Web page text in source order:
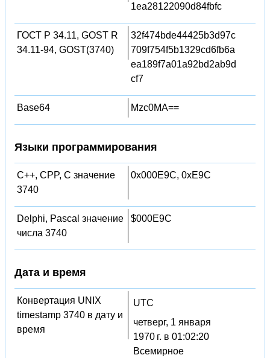
1ea28122090d84fbfc
ГОСТ Р 34.11, GOST R
34.11-94, GOST(3740)
32f474bde44425b3d97c
709f754f5b1329cd6fb6a
ea189f7a01a92bd2ab9d
cf7
Base64 Mzc0MA==
Языки программирования
C++, CPP, C значение
3740
0x000E9C, 0xE9C
Delphi, Pascal значение
числа 3740
$000E9C
Дата и время
Конвертация UNIX
timestamp 3740 в дату и
время
UTC
четверг, 1 января
1970 г. в 01:02:20
Всемирное